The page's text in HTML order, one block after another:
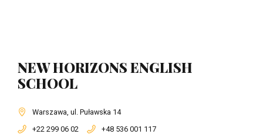
NEW HORIZONS ENGLISH
SCHOOL
Warszawa, ul. Puławska 14
+22 299 06 02
+48 536 001 117